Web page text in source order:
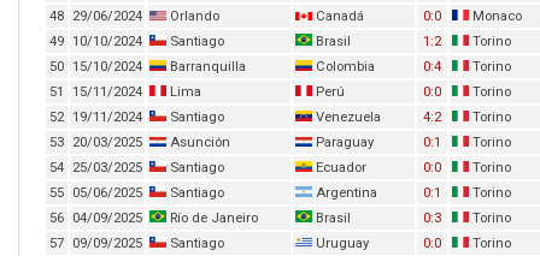
48
29/06/2024 Orlando Canadá 0:0
Monaco
49 10/10/2024 Santiago Brasil 1:2
Torino
50 15/10/2024 Barranquilla Colombia 0:4
Torino
51
15/11/2024 Lima Perú 0:0
Torino
52 19/11/2024 Santiago Venezuela 4:2
Torino
53
20/03/2025 Asunción Paraguay 0:1
Torino
54
25/03/2025 Santiago Ecuador 0:0
Torino
55
05/06/2025 Santiago Argentina 0:1
Torino
56
04/09/2025 Río de Janeiro Brasil 0:3
Torino
57
09/09/2025 Santiago Uruguay 0:0
Torino